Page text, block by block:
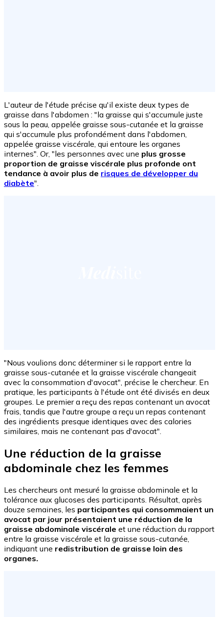
L'auteur de l'étude précise qu'il existe deux types de
graisse dans l'abdomen : "la graisse qui s'accumule juste
sous la peau, appelée graisse sous-cutanée et la graisse
qui s'accumule plus profondément dans l'abdomen,
appelée graisse viscérale, qui entoure les organes
internes". Or, "les personnes avec une plus grosse
proportion de graisse viscérale plus profonde ont
tendance à avoir plus de risques de développer du
diabète".
"Nous voulions donc déterminer si le rapport entre la
graisse sous-cutanée et la graisse viscérale changeait
avec la consommation d'avocat", précise le chercheur. En
pratique, les participants à l'étude ont été divisés en deux
groupes. Le premier a reçu des repas contenant un avocat
frais, tandis que l'autre groupe a reçu un repas contenant
des ingrédients presque identiques avec des calories
similaires, mais ne contenant pas d'avocat".
Une réduction de la graisse
abdominale chez les femmes
Les chercheurs ont mesuré la graisse abdominale et la
tolérance aux glucoses des participants. Résultat, après
douze semaines, les participantes qui consommaient un
avocat par jour présentaient une réduction de la
graisse abdominale viscérale et une réduction du rapport
entre la graisse viscérale et la graisse sous-cutanée,
indiquant une redistribution de graisse loin des
organes.